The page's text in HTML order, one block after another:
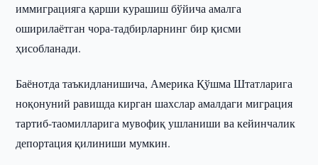
иммиграцияга қарши курашиш бўйича амалга
оширилаётган чора-тадбирларнинг бир қисми
ҳисобланади.
Баёнотда таъкидланишича, Америка Қўшма Штатларига
ноқонуний равишда кирган шахслар амалдаги миграция
тартиб-таомилларига мувофиқ ушланиши ва кейинчалик
депортация қилиниши мумкин.